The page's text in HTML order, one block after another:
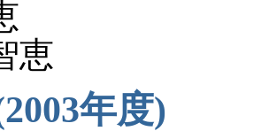
恵
年度)